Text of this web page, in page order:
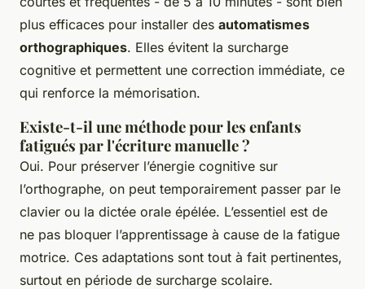
plus efficaces pour installer des automatismes
orthographiques. Elles évitent la surcharge
cognitive et permettent une correction immédiate, ce
qui renforce la mémorisation.
Existe-t-il une méthode pour les enfants
fatigués par l'écriture manuelle ?
Oui. Pour préserver l’énergie cognitive sur
l’orthographe, on peut temporairement passer par le
clavier ou la dictée orale épélée. L’essentiel est de
ne pas bloquer l’apprentissage à cause de la fatigue
motrice. Ces adaptations sont tout à fait pertinentes,
surtout en période de surcharge scolaire.